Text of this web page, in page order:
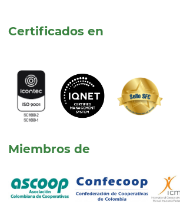
Certificados en
Miembros de